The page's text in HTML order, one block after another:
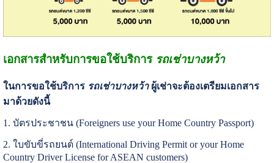
เอกสารสำหรับการขอใช้บริการ รถเช่าบางหว้า
ในการขอใช้บริการ รถเช่าบางหว้าผู้เช่าจะต้องเตรียมเอกสาร
มาด้วยดังนี้
1. บัตรประชาชน (Foreigners use your Home Country Passport)
2. ใบขับขี่รถยนต์ (International Driving Permit or your Home
Country Driver License for ASEAN customers)